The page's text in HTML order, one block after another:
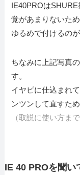
IE40PROは
覚があまりないた
ゆるめで付けるの
ちなみに上記写真
す。
イヤピに仕込まれ
ンツンして直すた
（取説に使い方ま
IE 40 PROを聞い